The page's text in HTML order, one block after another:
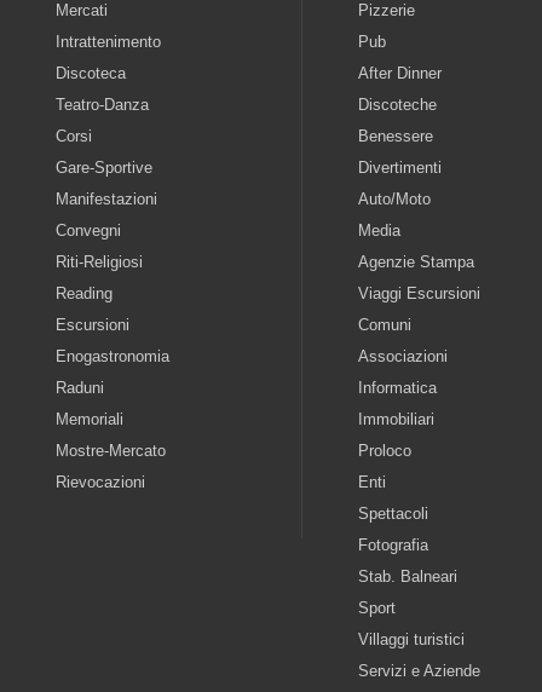
Mercati
Intrattenimento
Discoteca
Teatro-Danza
Corsi
Gare-Sportive
Manifestazioni
Convegni
Riti-Religiosi
Reading
Escursioni
Enogastronomia
Raduni
Memoriali
Mostre-Mercato
Rievocazioni
Pizzerie
Pub
After Dinner
Discoteche
Benessere
Divertimenti
Auto/Moto
Media
Agenzie Stampa
Viaggi Escursioni
Comuni
Associazioni
Informatica
Immobiliari
Proloco
Enti
Spettacoli
Fotografia
Stab. Balneari
Sport
Villaggi turistici
Servizi e Aziende